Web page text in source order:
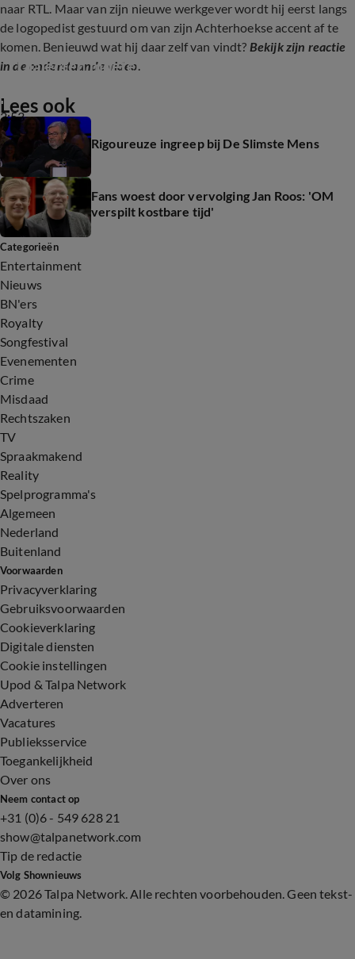
naar RTL. Maar van zijn nieuwe werkgever wordt hij eerst langs
de logopedist gestuurd om van zijn Achterhoekse accent af te
komen. Benieuwd wat hij daar zelf van vindt? Bekijk zijn reactie
in de onderstaande video.
3:53
'Dialecten moeten kunnen in medialand'
Lees ook
Rigoureuze ingreep bij De Slimste Mens
Fans woest door vervolging Jan Roos: 'OM
verspilt kostbare tijd'
Categorieën
Entertainment
Nieuws
BN'ers
Royalty
Songfestival
Evenementen
Crime
Misdaad
Rechtszaken
TV
Spraakmakend
Reality
Spelprogramma's
Algemeen
Nederland
Buitenland
Voorwaarden
Privacyverklaring
Gebruiksvoorwaarden
Cookieverklaring
Digitale diensten
Cookie instellingen
Upod & Talpa Network
Adverteren
Vacatures
Publieksservice
Toegankelijkheid
Over ons
Neem contact op
+31 (0)6 - 549 628 21
show@talpanetwork.com
Tip de redactie
Volg Shownieuws
© 2026 Talpa Network. Alle rechten voorbehouden. Geen tekst-
en datamining.